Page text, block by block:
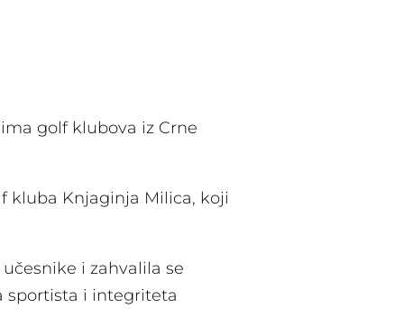
golf klubova iz Crne
kluba Knjaginja Milica, koji
i zahvalila se
sportista i integriteta